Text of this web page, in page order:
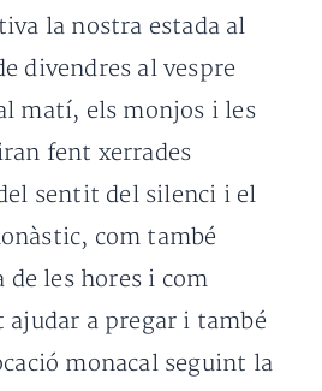
la nostra estada al
divendres al vespre
matí, els monjos i les
fent xerrades
sentit del silenci i el
com també
les hores i com
ajudar a pregar i també
monacal seguint la